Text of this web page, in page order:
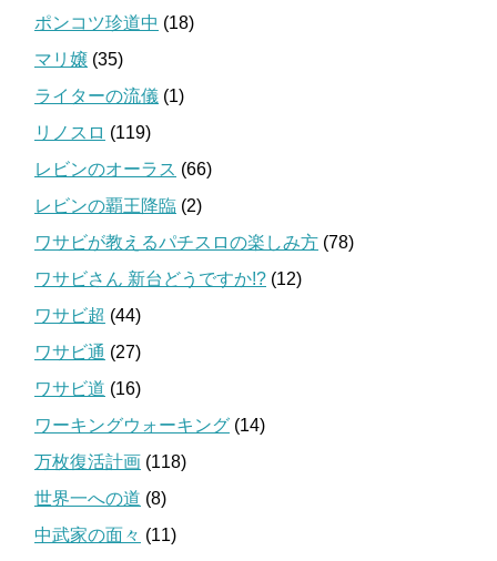
ポンコツ珍道中 (18)
マリ嬢 (35)
ライターの流儀 (1)
リノスロ (119)
レビンのオーラス (66)
レビンの覇王降臨 (2)
ワサビが教えるパチスロの楽しみ方 (78)
ワサビさん 新台どうですか!? (12)
ワサビ超 (44)
ワサビ通 (27)
ワサビ道 (16)
ワーキングウォーキング (14)
万枚復活計画 (118)
世界一への道 (8)
中武家の面々 (11)